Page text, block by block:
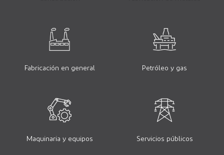
Fabricación en general Petróleo y gas
Maquinaria y equipos Servicios públicos